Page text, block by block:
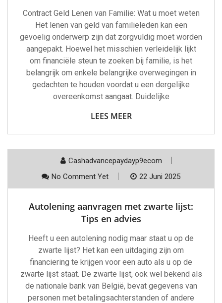
Contract Geld Lenen van Familie: Wat u moet weten
Het lenen van geld van familieleden kan een
gevoelig onderwerp zijn dat zorgvuldig moet worden
aangepakt. Hoewel het misschien verleidelijk lijkt
om financiële steun te zoeken bij familie, is het
belangrijk om enkele belangrijke overwegingen in
gedachten te houden voordat u een dergelijke
overeenkomst aangaat. Duidelijke
LEES MEER
Cashadvancepaydayp9ecom
No Comment Yet
22 Juni 2025
Autolening aanvragen met zwarte lijst:
Tips en advies
Heeft u een autolening nodig maar staat u op de
zwarte lijst? Het kan een uitdaging zijn om
financiering te krijgen voor een auto als u op de
zwarte lijst staat. De zwarte lijst, ook wel bekend als
de nationale bank van België, bevat gegevens van
personen met betalingsachterstanden of andere